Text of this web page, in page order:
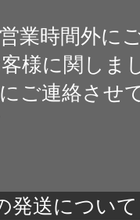
営業時間外に
様に関しま
ご連絡させ
発送について